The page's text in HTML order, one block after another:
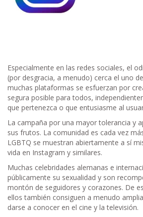
Especialmente en las redes sociales, el
(por desgracia, a menudo) cerca el uno
muchas plataformas se esfuerzan por
segura posible para todos,
que pertenezca o que entusiasme al
La campaña por una mayor tolerancia y
sus frutos. La comunidad es cada vez
LGBTQ se muestran abiertamente a sí
vida en Instagram y similares.
Muchas celebridades alemanas e
públicamente su sexualidad y son
montón de seguidores y corazones. De
ellos también consiguen a menudo
darse a conocer en el cine y la televisión.